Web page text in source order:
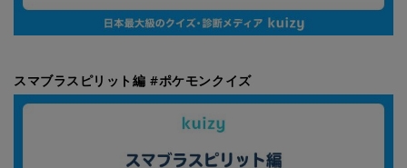
スマブラスピリット編 #ポケモンクイズ